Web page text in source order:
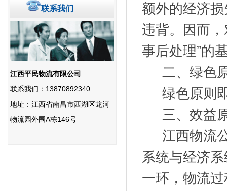
联系我们
江西平民物流有限公司
联系我们：13870892340
地址：江西省南昌市西湖区龙河
物流园外围A栋146号
额外的经济
违背。因而
事后处理”的
二、绿色原
绿色原则即
三、效益
江西物流公
系统与经济
一环，物流